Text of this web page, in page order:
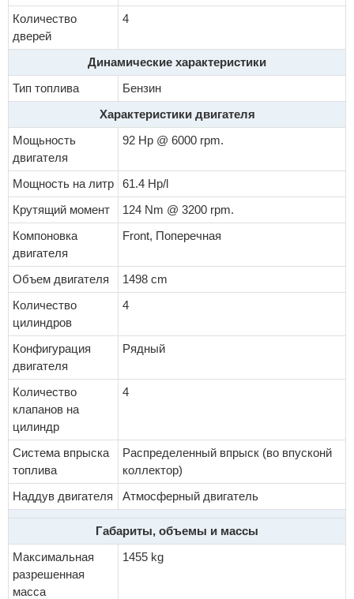
Количество
дверей
4
Динамические характеристики
Тип топлива
Бензин
Характеристики двигателя
Мощьность
двигателя
92 Hp @ 6000 rpm.
Мощность на литр
61.4 Hp/l
Крутящий момент
124 Nm @ 3200 rpm.
Компоновка
двигателя
Front, Поперечная
Объем двигателя
1498 cm
Количество
цилиндров
4
Конфигурация
двигателя
Рядный
Количество
клапанов на
цилиндр
4
Система впрыска
топлива
Распределенный впрыск (во впусконй
коллектор)
Наддув двигателя
Атмосферный двигатель
Габариты, объемы и массы
Максимальная
разрешенная
масса
1455 kg